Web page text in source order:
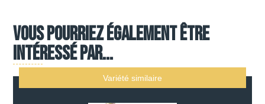
Vous pourriez également être
intéressé par...
Variété similaire